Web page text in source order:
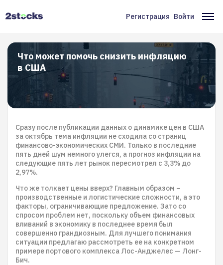
Меню
учётной
записи
пользователя
Регистрация Войти
Что может помочь снизить инфляцию
в США
Сразу после публикации данных о динамике цен в США
за октябрь тема инфляции не сходила со страниц
финансово-экономических СМИ. Только в последние
пять дней шум немного улегся, а прогноз инфляции на
следующие пять лет рынок пересмотрел с 3,3% до
2,97%.
Что же толкает цены вверх? Главным образом –
производственные и логистические сложности, а это
факторы, ограничивающие предложение. Зато со
спросом проблем нет, поскольку объем финансовых
вливаний в экономику в последнее время был
совершенно грандиозным. Для лучшего понимания
ситуации предлагаю рассмотреть ее на конкретном
примере портового комплекса Лос-Анджелес — Лонг-
Бич.